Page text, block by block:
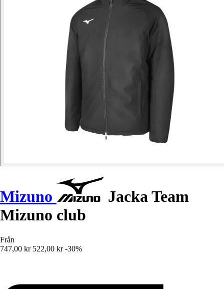
Mizuno
Jacka Team
Mizuno club
Från
747,00 kr 522,00 kr -30%